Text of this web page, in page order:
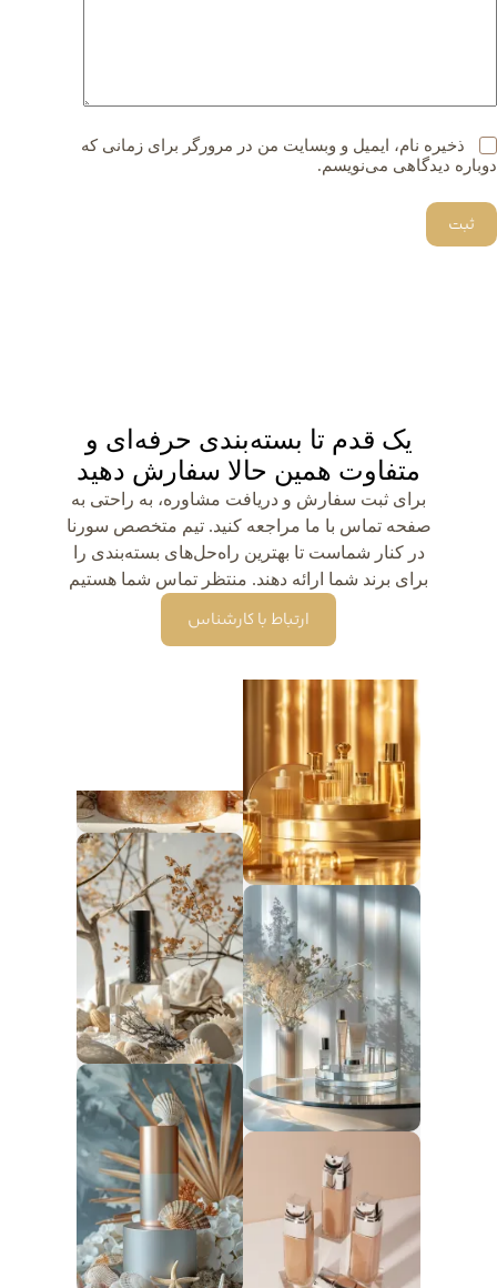
ذخیره نام، ایمیل و وبسایت من در مرورگر برای زمانی که
دوباره دیدگاهی می‌نویسم.
ثبت
یک قدم تا بسته‌بندی حرفه‌ای و
متفاوت همین حالا سفارش دهید
برای ثبت سفارش و دریافت مشاوره، به راحتی به
صفحه تماس با ما مراجعه کنید. تیم متخصص سورنا
در کنار شماست تا بهترین راه‌حل‌های بسته‌بندی را
برای برند شما ارائه دهند. منتظر تماس شما هستیم
ارتباط با کارشناس